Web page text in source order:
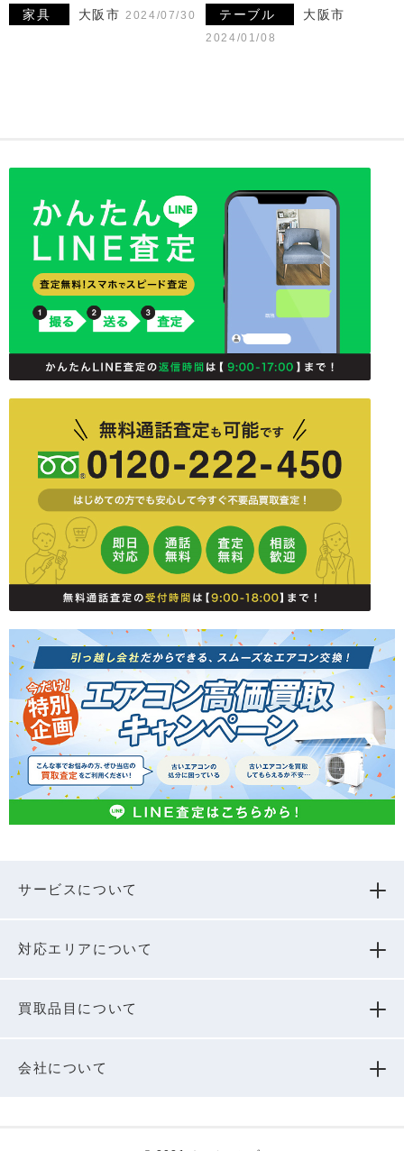
家具 大阪市 2024/07/30 テーブル 大阪市
2024/01/08
サービスについて
対応エリアについて
買取品⽬について
会社について